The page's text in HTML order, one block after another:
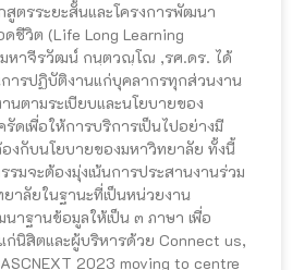
ตรระยะสั้นและโครงการพัฒนา
ชีวิต (Life Long Learning
มหาจีรวัฒน์ กนฺตวณฺโณ ,รศ.ดร. ได้
ารปฏิบัติงานแก่บุคลากรทุกส่วนงาน
นตามระเบียบและนโยบายของ
ดเพื่อให้การบริการเป็นไปอย่างมี
งกับนโยบายของมหาวิทยาลัย ทั้งนี้
มจะต้องมุ่งเน้นการประสานงานร่วม
าลัยในฐานะที่เป็นหน่วยงาน
ฐานข้อมูลให้เป็น ๓ ภาษา เพื่อ
ก่นิสิตและผู้บริหารด้วย Connect us,
2023 moving to centre